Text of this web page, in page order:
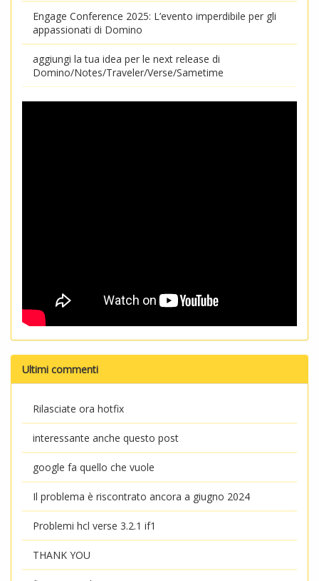
Engage Conference 2025: L’evento imperdibile per gli
appassionati di Domino
aggiungi la tua idea per le next release di
Domino/Notes/Traveler/Verse/Sametime
Ultimi commenti
Rilasciate ora hotfix
interessante anche questo post
google fa quello che vuole
Il problema è riscontrato ancora a giugno 2024
Problemi hcl verse 3.2.1 if1
THANK YOU